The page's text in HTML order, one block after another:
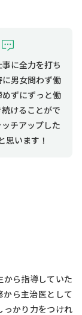
に全力を打ち
男女問わず働
ずにずっと働
けることがで
チアップした
思います！
から指導していた
から主治医として
っかり力をつけれ